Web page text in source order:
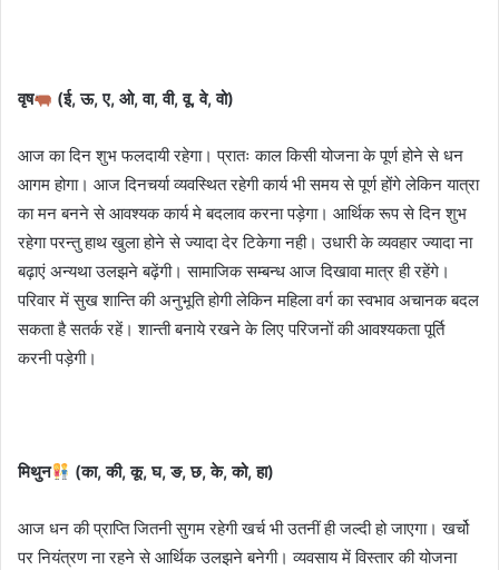
वृष (ई, ऊ, ए, ओ, वा, वी, वू, वे, वो)
आज का दिन शुभ फलदायी रहेगा। प्रातः काल किसी योजना के पूर्ण होने से धन
आगम होगा। आज दिनचर्या व्यवस्थित रहेगी कार्य भी समय से पूर्ण होंगे लेकिन यात्रा
का मन बनने से आवश्यक कार्य मे बदलाव करना पड़ेगा। आर्थिक रूप से दिन शुभ
रहेगा परन्तु हाथ खुला होने से ज्यादा देर टिकेगा नही। उधारी के व्यवहार ज्यादा ना
बढ़ाएं अन्यथा उलझने बढ़ेंगी। सामाजिक सम्बन्ध आज दिखावा मात्र ही रहेंगे।
परिवार में सुख शान्ति की अनुभूति होगी लेकिन महिला वर्ग का स्वभाव अचानक बदल
सकता है सतर्क रहें। शान्ती बनाये रखने के लिए परिजनों की आवश्यकता पूर्ति
करनी पड़ेगी।
मिथुन (का, की, कू, घ, ङ, छ, के, को, हा)
आज धन की प्राप्ति जितनी सुगम रहेगी खर्च भी उतनीं ही जल्दी हो जाएगा। खर्चो
पर नियंत्रण ना रहने से आर्थिक उलझने बनेगी। व्यवसाय में विस्तार की योजना